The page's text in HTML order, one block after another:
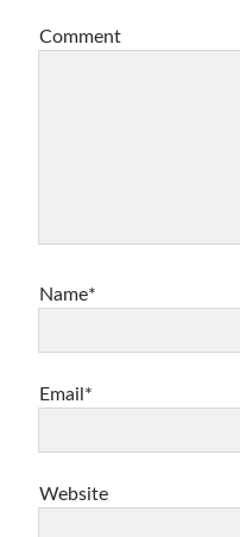
Comment
Name*
Email*
Website